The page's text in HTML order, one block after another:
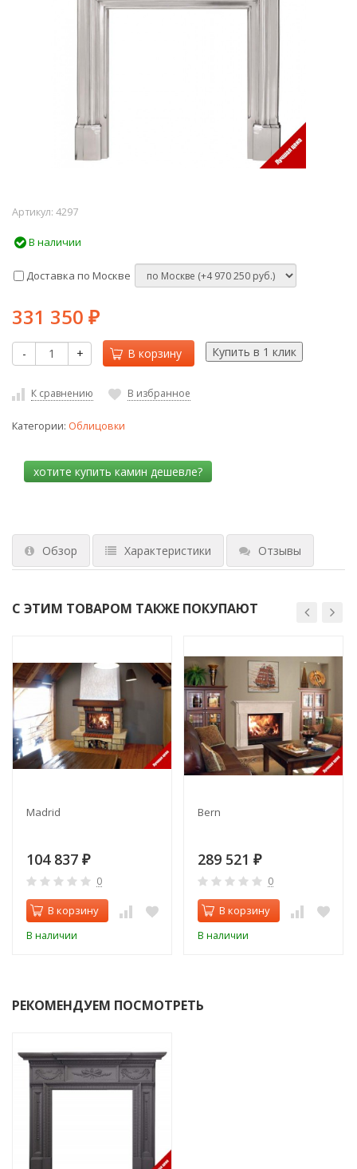
Артикул: 4297
В наличии
Доставка по Москве
331 350 ₽
- + В корзину
К сравнению В избранное
Категории: Облицовки
Обзор Характеристики Отзывы
С ЭТИМ ТОВАРОМ ТАКЖЕ ПОКУПАЮТ
Madrid
104 837 ₽
0
В корзину
В наличии
Bern
289 521 ₽
0
В корзину
В наличии
РЕКОМЕНДУЕМ ПОСМОТРЕТЬ